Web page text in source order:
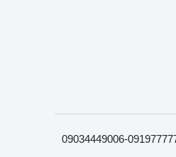
09034449006-